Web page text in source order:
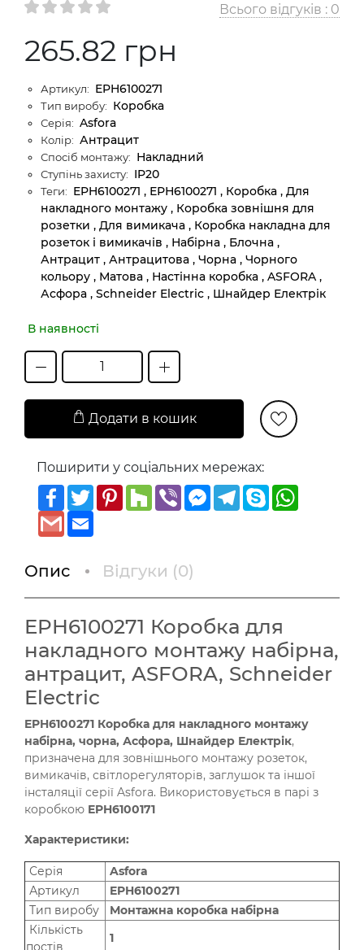
Всього відгуків : 0
265.82 грн
Артикул: EPH6100271
Тип виробу: Коробка
Серія: Asfora
Колір: Антрацит
Спосіб монтажу: Накладний
Ступінь захисту: IP20
Теги: EPH6100271 , ЕРН6100271 , Коробка , Для
накладного монтажу , Коробка зовнішня для
розетки , Для вимикача , Коробка накладна для
розеток і вимикачів , Набірна , Блочна ,
Антрацит , Антрацитова , Чорна , Чорного
кольору , Матова , Настінна коробка , ASFORA ,
Асфора , Schneider Electric , Шнайдер Електрік
В наявності
Додати в кошик
Поширити у соціальних мережах:
Facebook
TwitterPinterest
HouzzViberMessenger
Telegram
Skype
Gmail
Опис Відгуки (0)
EPH6100271 Коробка для
накладного монтажу набірна,
антрацит, ASFORA, Schneider
Electric
EPH6100271 Коробка для накладного монтажу
набірна, чорна, Асфора, Шнайдер Електрік,
призначена для зовнішнього монтажу розеток,
вимикачів, світлорегуляторів, заглушок та іншої
інсталяції серії Asfora. Використовується в парі з
коробкою EPH6100171
Характеристики:
Серія
Asfora
Артикул
EPH6100271
Тип виробу
Монтажна коробка набірна
Кількість
постів
1